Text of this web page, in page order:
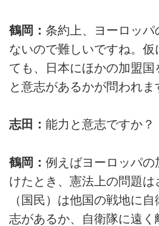
鶴岡： 条約上、ヨーロッパ
ないので難しいですね。仮
ても、日本にほかの加盟国
と意志があるかが問われま
志田： 能力と意志ですか？
鶴岡： 例えばヨーロッパの
けたとき、憲法上の問題
（国民）は他国の戦地に
志があるか、自衛隊に遠く